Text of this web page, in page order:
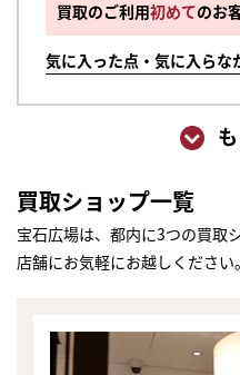
買取のご利用初めてのお
気に入った点・気に入らな
買取ショップ一覧
宝石広場は、都内に3つの買取
店舗にお気軽にお越しください。
かんた